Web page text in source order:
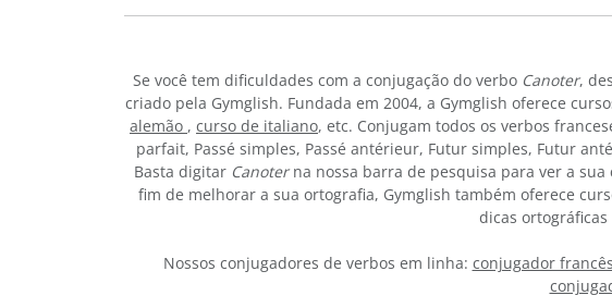
Se você tem dificuldades com a conjugação do verbo Canoter,
criado pela Gymglish. Fundada em 2004, a Gymglish oferece
alemão , curso de italiano, etc. Conjugam todos os verbos
parfait, Passé simples, Passé antérieur, Futur simples, Futur
Basta digitar Canoterna nossa barra de pesquisa para ver a
fim de melhorar a sua ortografia, Gymglish também oferece
dicas
Nossos conjugadores de verbos em linha: conjugador